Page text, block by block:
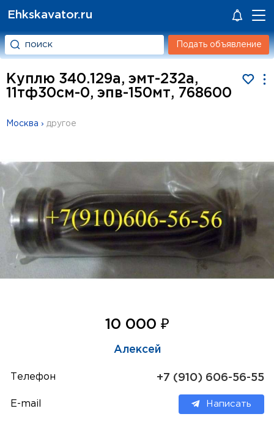
Ehkskavator.ru
Подать объявление
Куплю 340.129а, эмт-232а,
11тф30см-0, эпв-150мт, 768600
Москва › другое
10 000 ₽
Алексей
Телефон +7 (910) 606-56-55
E-mail Написать